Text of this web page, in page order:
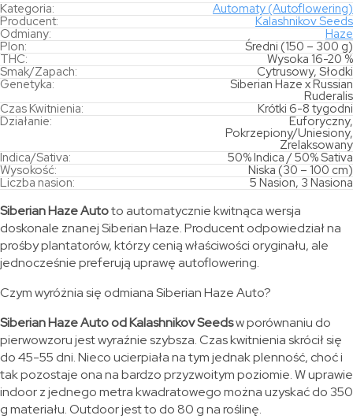
Kategoria:
Automaty (Autoflowering)
Producent:
Kalashnikov Seeds
Odmiany:
Haze
Plon:
Średni (150 – 300 g)
THC:
Wysoka 16-20 %
Smak/Zapach:
Cytrusowy, Słodki
Genetyka:
Siberian Haze x Russian
Ruderalis
Czas Kwitnienia:
Krótki 6-8 tygodni
Działanie:
Euforyczny,
Pokrzepiony/Uniesiony,
Zrelaksowany
Indica/Sativa:
50% Indica / 50% Sativa
Wysokość:
Niska (30 – 100 cm)
Liczba nasion:
5 Nasion, 3 Nasiona
Siberian Haze Autoto automatycznie kwitnąca wersja
doskonale znanej Siberian Haze. Producent odpowiedział na
prośby plantatorów, którzy cenią właściwości oryginału, ale
jednocześnie preferują uprawę autoflowering.
Czym wyróżnia się odmiana Siberian Haze Auto?
Siberian Haze Auto od Kalashnikov Seedsw porównaniu do
pierwowzoru jest wyraźnie szybsza. Czas kwitnienia skrócił się
do 45-55 dni. Nieco ucierpiała na tym jednak plenność, choć i
tak pozostaje ona na bardzo przyzwoitym poziomie. W uprawie
indoor z jednego metra kwadratowego można uzyskać do 350
g materiału. Outdoor jest to do 80 g na roślinę.